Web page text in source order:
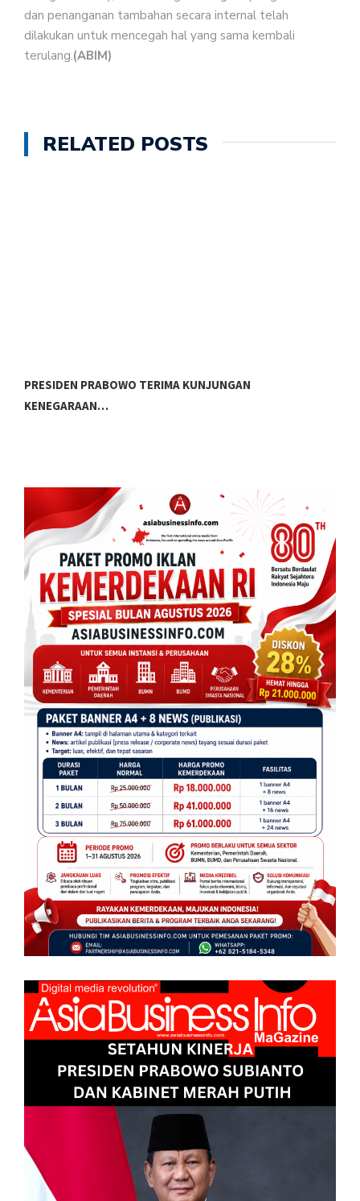
dan penanganan tambahan secara internal telah
dilakukan untuk mencegah hal yang sama kembali
terulang.(ABIM)
RELATED POSTS
PRESIDEN PRABOWO TERIMA KUNJUNGAN
KENEGARAAN…